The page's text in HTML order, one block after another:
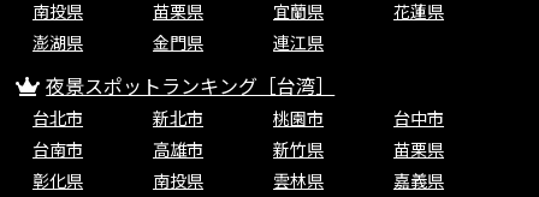
南投県
苗栗県 宜蘭県
花蓮県
澎湖県
金門県 連江県
夜景スポットランキング［台湾］
台北市 新北市 桃園市
台中市
台南市
高雄市 新竹県
苗栗県
彰化県
南投県 雲林県
嘉義県